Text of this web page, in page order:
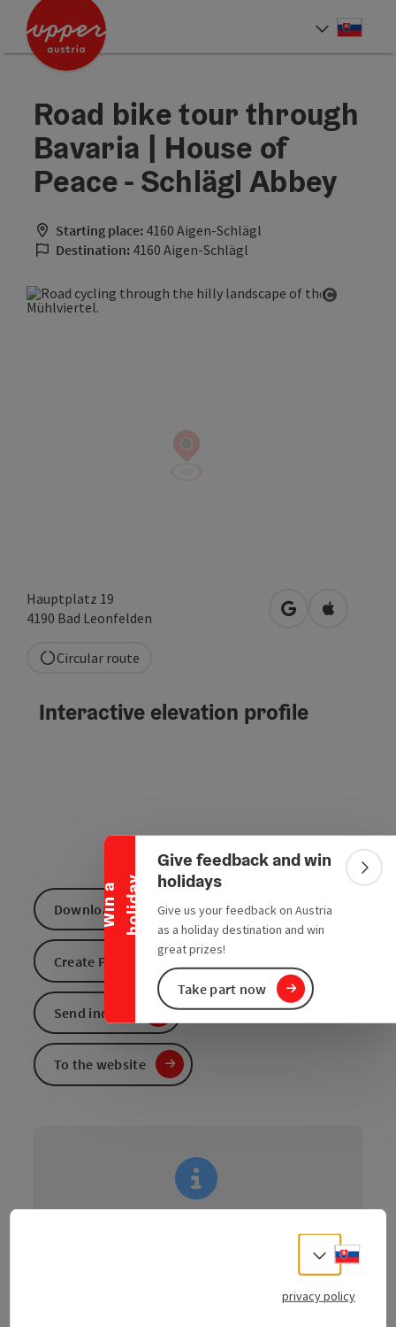
Accesskey
Accesskey
W
i
n
a
h
o
l
i
d
a y
Collapse banner
Give feedback and win
holidays
Give us your feedback on Austria
as a holiday destination and win
great prizes!
Take part now
Road bike tour through
Bavaria | House of
Peace - Schlägl Abbey
Starting place: 4160 Aigen-Schlägl
Destination: 4160 Aigen-Schlägl
Hauptplatz 19
4190 Bad Leonfelden open in Google
Open in
Circular route
Description: The navigation for this tour is
Interactive elevation profile
Download GPS data
Create PDF
Send inquiry
To the website
Select
privacy policy